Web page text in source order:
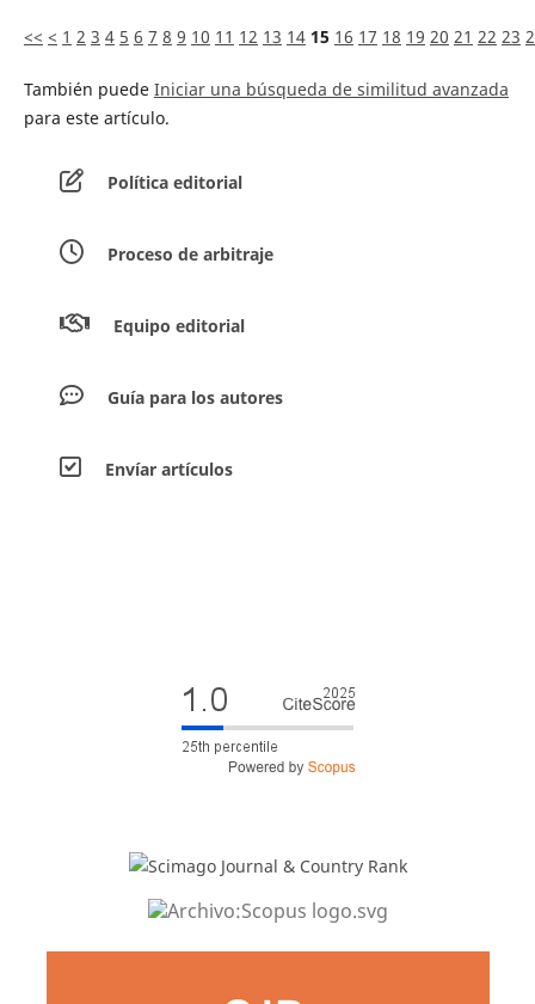
<< < 1 2 3 4 5 6 7 8 9 10 11 12 13 14 15 16 17 18 19 20 21 22 23
También puede Iniciar una búsqueda de similitud avanzada
para este artículo.
Política editorial
Proceso de arbitraje
Equipo editorial
Guía para los autores
Envíar artículos